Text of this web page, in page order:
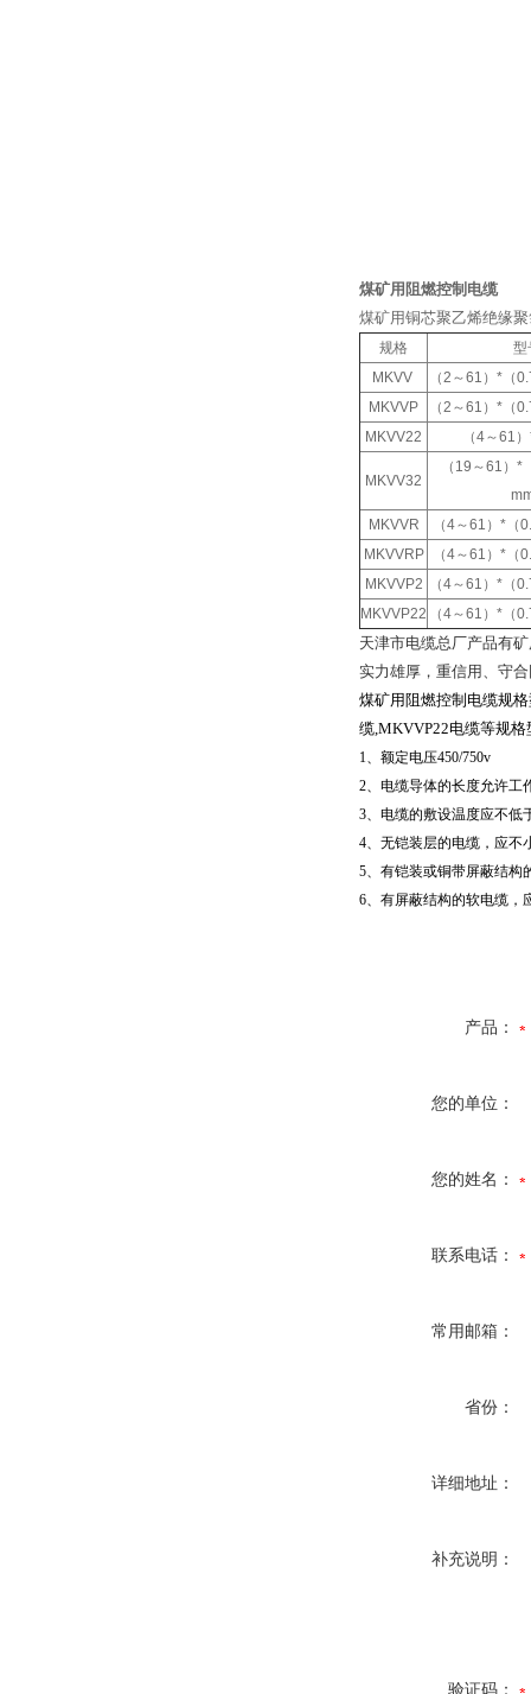
煤矿用阻燃控制电缆
煤矿用铜芯聚乙烯绝缘
规格
型
MKVV
（2 ～61 ） *（
MKVVP
（2 ～61 ） *（
MKVV22
（4～61 ）
MKVV32
（ 19 ～61 ） *
MKVVR
（4～61 ） * （
MKVVRP
（4～61 ） * （
MKVVP2
（4～61 ） *（
MKVVP22
（4～61 ） *（
天津市电缆总厂产品有
实力雄厚，重信用、守
煤矿用阻燃控制电缆规
缆,MKVVP22电缆等规
1、额定电压450/750v
2、电缆导体的长度允许工
3、电缆的敷设温度应不低
4、无铠装层的电缆，应不
5、有铠装或铜带屏蔽结构
6、有屏蔽结构的软电缆，
产品：
您的单位：
您的姓名：
联系电话：
常用邮箱：
省份：
详细地址：
补充说明：
验证码：